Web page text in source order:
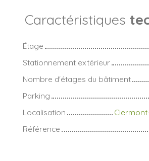
Caractéristiques
Étage
Stationnement extérieur
Nombre d'étages du bâtiment
Parking
Localisation
Référence